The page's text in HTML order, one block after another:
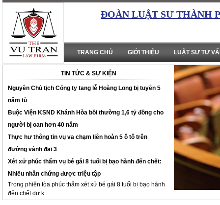
ĐOÀN LUẬT SƯ THÀNH
TRANG CHỦ GIỚI THIỆU LUẬT SƯ TƯ
TIN TỨC & SỰ KIỆN
Nguyên Chủ tịch Công ty tang lễ Hoàng Long bị tuyên 5
năm tù
Buộc Viện KSND Khánh Hòa bồi thường 1,6 tỷ đồng cho
người bị oan hơn 40 năm
Thực hư thông tin vụ va chạm liên hoàn 5 ô tô trên
đường vành đai 3
Xét xử phúc thẩm vụ bé gái 8 tuổi bị bạo hành đến chết:
Nhiều nhân chứng được triệu tập
Trong phiên tòa phúc thẩm xét xử bé gái 8 tuổi bị bạo hành
đến chết dự k...